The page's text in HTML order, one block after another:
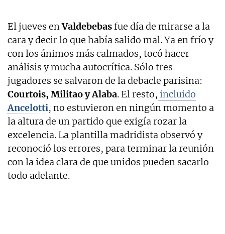
El jueves enValdebebasfue día de mirarse a la
cara y decir lo que había salido mal. Ya en frío y
con los ánimos más calmados, tocó hacer
análisis y mucha autocrítica. Sólo tres
jugadores se salvaron de la debacle parisina:
Courtois, Militao y Alaba. El resto, incluido
Ancelotti, no estuvieron en ningún momento a
la altura de un partido que exigía rozar la
excelencia. La plantilla madridista observó y
reconoció los errores, para terminar la reunión
con la idea clara de que unidos pueden sacarlo
todo adelante.